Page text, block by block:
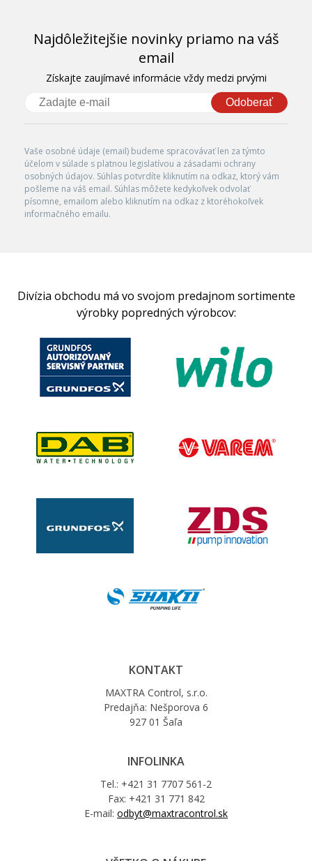
Najdôležitejšie novinky priamo na váš
email
Získajte zaujímavé informácie vždy medzi prvými
Odoberať
Vaše osobné údaje (email) budeme spracovávať len za týmto
účelom v súlade s platnou legislatívou a zásadami ochrany
osobných údajov. Súhlas potvrdíte kliknutím na odkaz, ktorý vám
pošleme na váš email. Súhlas môžete kedykoľvek odvolať
písomne, emailom alebo kliknutím na odkaz z ktoréhokoľvek
informačného emailu.
Divízia obchodu má vo svojom predajnom sortimente
výrobky popredných výrobcov:
KONTAKT
MAXTRA Control, s.r.o.
Predajňa: Nešporova 6
927 01 Šaľa
INFOLINKA
Tel.: +421 31 7707 561-2
Fax: +421 31 771 842
E-mail: odbyt@maxtracontrol.sk